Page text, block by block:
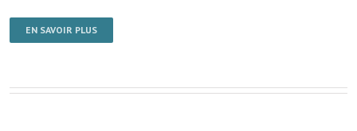
EN SAVOIR PLUS